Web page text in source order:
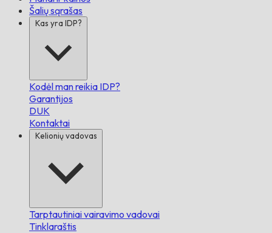
Šalių sąrašas
Kas yra IDP?
Kodėl man reikia IDP?
Garantijos
DUK
Kontaktai
Kelionių vadovas
Tarptautiniai vairavimo vadovai
Tinklaraštis